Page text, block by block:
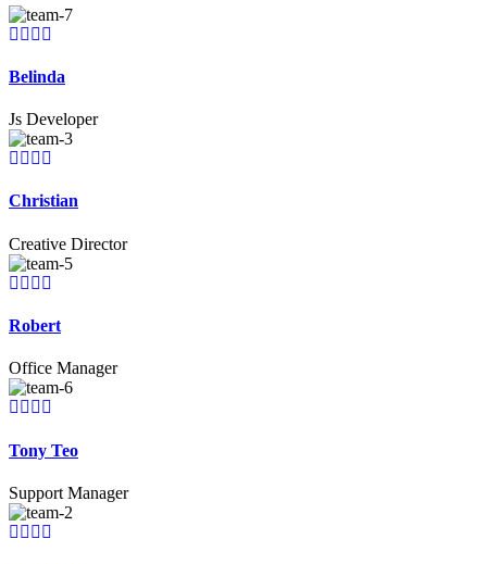
Belinda
Js Developer
Christian
Creative Director
Robert
Office Manager
Tony Teo
Support Manager